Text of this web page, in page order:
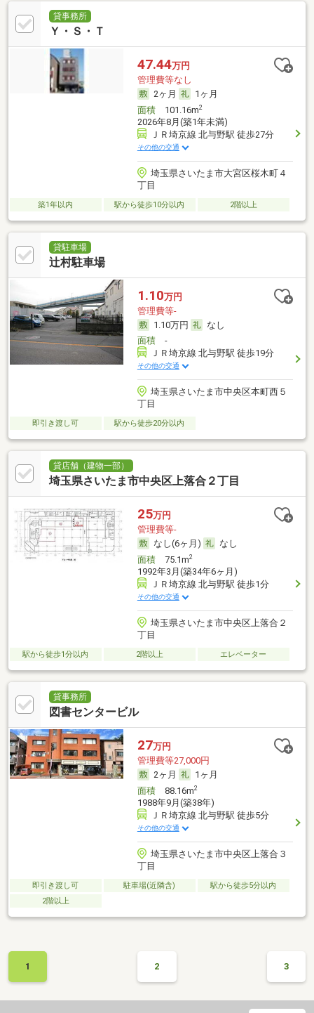
貸事務所
Ｙ・Ｓ・Ｔ
47.44万円
管理費等なし
2ヶ月
1ヶ月
面積101.16m2
2026年8月(築1年未満)
ＪＲ埼京線 北与野駅 徒歩27分
その他の交通
埼玉県さいたま市大宮区桜木町４
丁目
築1年以内 駅から徒歩10分以内 2階以上
貸駐車場
辻村駐車場
1.10万円
管理費等-
1.10万円
なし
面積-
ＪＲ埼京線 北与野駅 徒歩19分
その他の交通
埼玉県さいたま市中央区本町西５
丁目
即引き渡し可 駅から徒歩20分以内
貸店舗（建物一部）
埼玉県さいたま市中央区上落合２丁目
25万円
管理費等-
なし(6ヶ月)
なし
面積75.1m2
1992年3月(築34年6ヶ月)
ＪＲ埼京線 北与野駅 徒歩1分
その他の交通
埼玉県さいたま市中央区上落合２
丁目
駅から徒歩1分以内 2階以上 エレベーター
貸事務所
図書センタービル
27万円
管理費等27,000円
2ヶ月
1ヶ月
面積88.16m2
1988年9月(築38年)
ＪＲ埼京線 北与野駅 徒歩5分
その他の交通
埼玉県さいたま市中央区上落合３
丁目
即引き渡し可 駐車場(近隣含)
駅から徒歩5分以内
2階以上
1 2 3